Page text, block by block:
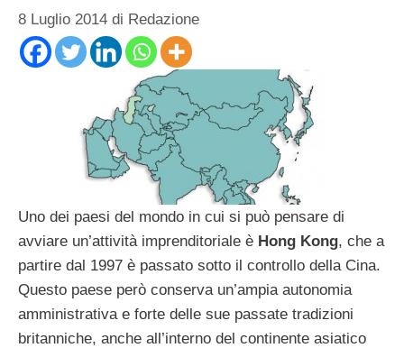
8 Luglio 2014 di Redazione
Uno dei paesi del mondo in cui si può pensare di
avviare un’attività imprenditoriale è Hong Kong, che a
partire dal 1997 è passato sotto il controllo della Cina.
Questo paese però conserva un’ampia autonomia
amministrativa e forte delle sue passate tradizioni
britanniche, anche all’interno del continente asiatico